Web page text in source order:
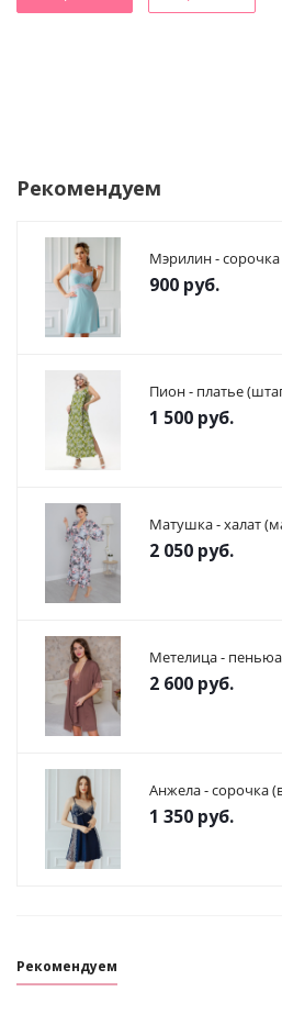
Рекомендуем
Мэрилин - сорочка
900 руб.
Пион - платье
1 500 руб.
Матушка - халат
2 050 руб.
Метелица -
2 600 руб.
Анжела - сорочка
1 350 руб.
Рекомендуем